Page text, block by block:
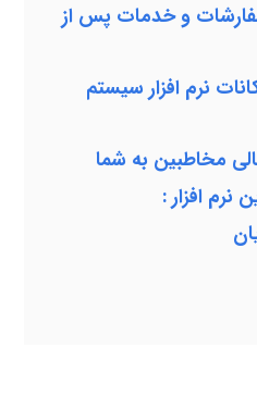
و خدمات پس از
نرم افزار سیستم
مخاطبین به شما
افزار :